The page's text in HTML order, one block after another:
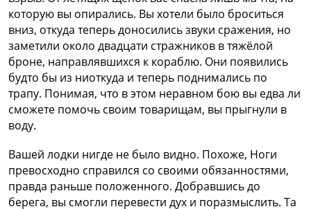
которую вы опирались. Вы хотели было броситься
вниз, откуда теперь доносились звуки сражения, но
заметили около двадцати стражников в тяжёлой
броне, направлявшихся к кораблю. Они появились
будто бы из ниоткуда и теперь поднимались по
трапу. Понимая, что в этом неравном бою вы едва ли
сможете помочь своим товарищам, вы прыгнули в
воду.
Вашей лодки нигде не было видно. Похоже, Ноги
превосходно справился со своими обязанностями,
правда раньше положенного. Добравшись до
берега, вы смогли перевести дух и поразмыслить. Та